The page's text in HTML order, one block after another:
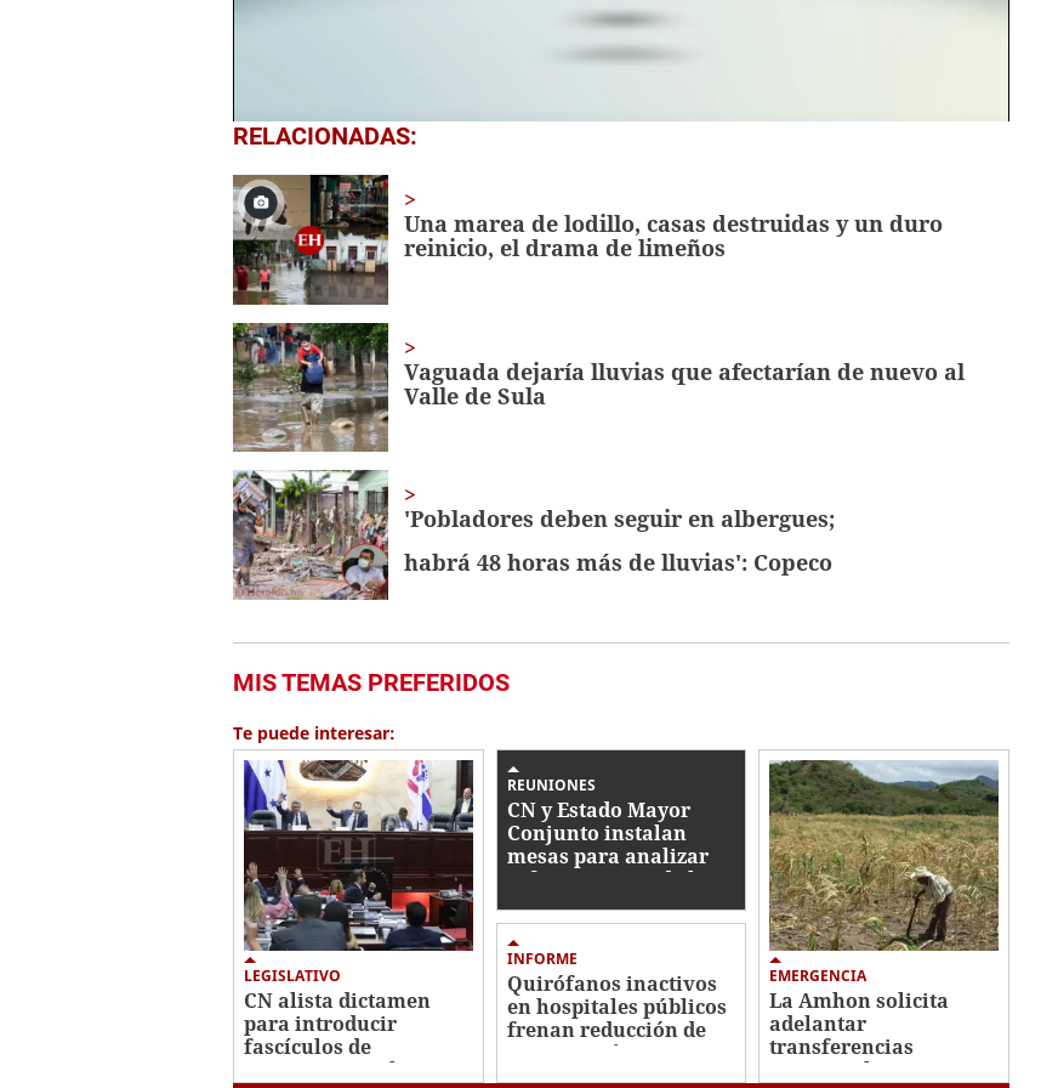
0
seconds
1
minute,
7
secondsVolume
0%
RELACIONADAS:
Una marea de lodillo, casas destruidas y un duro
reinicio, el drama de limeños
Vaguada dejaría lluvias que afectarían de nuevo al
Valle de Sula
'Pobladores deben seguir en albergues;
habrá 48 horas más de lluvias': Copeco
MIS TEMAS PREFERIDOS
Te puede interesar:
LEGISLATIVO
CN alista dictamen
para introducir
fascículos de
principios y valores en
REUNIONES
CN y Estado Mayor
Conjunto instalan
mesas para analizar
reformas a Ley de las
INFORME
Quirófanos inactivos
en hospitales públicos
frenan reducción de
mora quirúrgica
EMERGENCIA
La Amhon solicita
adelantar
transferencias
municipales para